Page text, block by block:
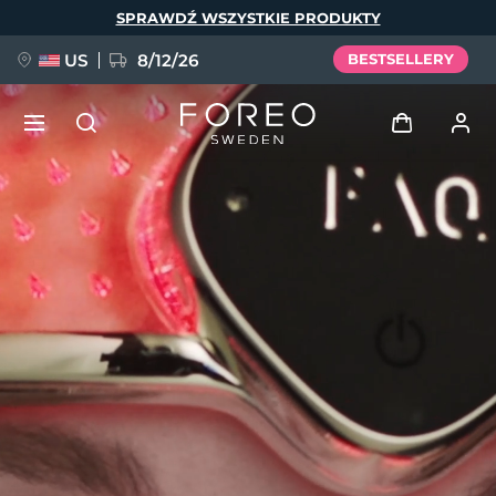
SPRAWDŹ WSZYSTKIE PRODUKTY
US 8/12/26 BESTSELLERY
Zaloguj
Moje zamówienia
Moje adresy
Moje subskrypcje
NOWOŚĆ
FAQ™ Pure Beauty-Tech Elixir
BREAKING NEWS
issa™ Teeth Whitening Set
Język
English Deutsch
Français
Italiano
Polski
Svenska
Türkçe
简体中文 繁體中文